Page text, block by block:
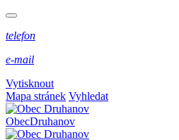
telefon
e-mail
Vytisknout
Mapa stránek Vyhledat
ObecDruhanov